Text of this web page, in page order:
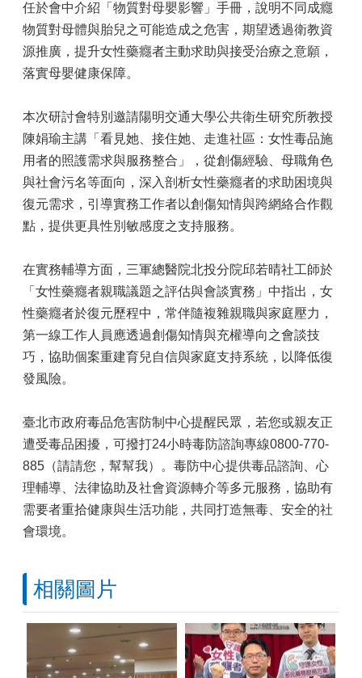
任於會中介紹「物質對母嬰影響」手冊，說明不同成癮
物質對母體與胎兒之可能造成之危害，期望透過衛教資
源推廣，提升女性藥癮者主動求助與接受治療之意願，
落實母嬰健康保障。
本次研討會特別邀請陽明交通大學公共衛生研究所教授
陳娟瑜主講「看見她、接住她、走進社區：女性毒品施
用者的照護需求與服務整合」，從創傷經驗、母職角色
與社會污名等面向，深入剖析女性藥癮者的求助困境與
復元需求，引導實務工作者以創傷知情與跨網絡合作觀
點，提供更具性別敏感度之支持服務。
在實務輔導方面，三軍總醫院北投分院邱若晴社工師於
「女性藥癮者親職議題之評估與會談實務」中指出，女
性藥癮者於復元歷程中，常伴隨複雜親職與家庭壓力，
第一線工作人員應透過創傷知情與充權導向之會談技
巧，協助個案重建育兒自信與家庭支持系統，以降低復
發風險。
臺北市政府毒品危害防制中心提醒民眾，若您或親友正
遭受毒品困擾，可撥打24小時毒防諮詢專線0800-770-
885（請請您，幫幫我）。毒防中心提供毒品諮詢、心
理輔導、法律協助及社會資源轉介等多元服務，協助有
需要者重拾健康與生活功能，共同打造無毒、安全的社
會環境。
相關圖片